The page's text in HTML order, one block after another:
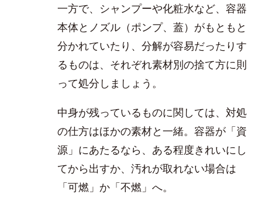
一方で、シャンプーや化粧水など、容器
本体とノズル（ポンプ、蓋）がもともと
分かれていたり、分解が容易だったりす
るものは、それぞれ素材別の捨て方に則
って処分しましょう。
中身が残っているものに関しては、対処
の仕方はほかの素材と一緒。容器が「資
源」にあたるなら、ある程度きれいにし
てから出すか、汚れが取れない場合は
「可燃」か「不燃」へ。